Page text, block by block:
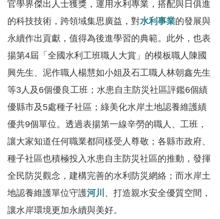
宣
告
隱
私
權
護
政
策
智
能
服
台
官學界傑出人士獲獎，運用水利專業，搭配與日俱進
的科技技術，跨領域集思廣益，對水利事業的發展與
永續作出貢獻，值得為後進學習的典範。此外，也表
揚第4屆「全國水利工班職人大賞」的模板職人陳國
興先生、泥作職人楊慧如小姐及石工職人林朝鑫先生
等3人及6個優良工班；水患自主防災社區評鑑6個績
優縣市及5處種子社區；綠美化水岸土地認養維護績
優共9個單位。透過表揚第一線辛勞的職人、工班，
讓大家知道任何職業都同樣受人尊敬；各縣市政府、
種子社區也積極投入水患自主防災社區的推動，發揮
全民防災觀念，建構完善的水利防災網絡；而水岸土
地認養維護單位守護河川 、打造親水安全優質空間，
讓水岸環境更加永續與美好。